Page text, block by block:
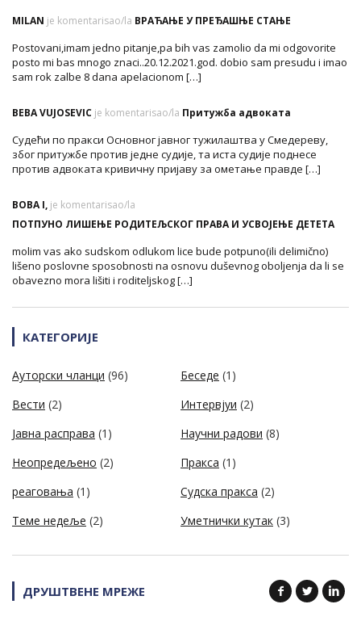
MILAN je komentarisao/la ВРАЋАЊЕ У ПРЕЂАШЊЕ СТАЊЕ
Postovani,imam jedno pitanje,pa bih vas zamolio da mi odgovorite
posto mi bas mnogo znaci..20.12.2021.god. dobio sam presudu i imao
sam rok zalbe 8 dana apelacionom […]
BEBA VUJOSEVIC je komentarisao/la Притужба адвоката
Судећи по пракси Основног јавног тужилаштва у Смедереву,
због притужбе против једне судије, та иста судије поднесе
против адвоката кривичну пријаву за ометање правде […]
BOBA I, je komentarisao/la
ПОТПУНО ЛИШЕЊЕ РОДИТЕЉСКОГ ПРАВА И УСВОЈЕЊЕ ДЕТЕТА
molim vas ako sudskom odlukom lice bude potpuno(ili delimično)
lišeno poslovne sposobnosti na osnovu duševnog oboljenja da li se
obavezno mora lišiti i roditeljskog […]
КАТЕГОРИЈЕ
Ауторски чланци (96) Беседе (1)
Вести (2) Интервјуи (2)
Јавна расправа (1) Научни радови (8)
Неопредељено (2) Пракса (1)
реаговања (1) Судска пракса (2)
Теме недеље (2) Уметнички кутак (3)
ДРУШТВЕНЕ МРЕЖЕ